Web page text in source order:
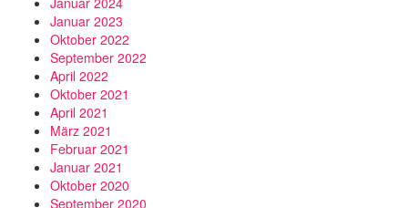
Januar 2023
Oktober 2022
September 2022
April 2022
Oktober 2021
April 2021
März 2021
Februar 2021
Januar 2021
Oktober 2020
September 2020